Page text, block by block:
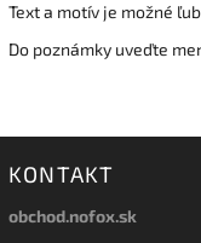
Text a motív je možné
Do poznámky uveďte
KONTAKT
obchod.nofox.sk